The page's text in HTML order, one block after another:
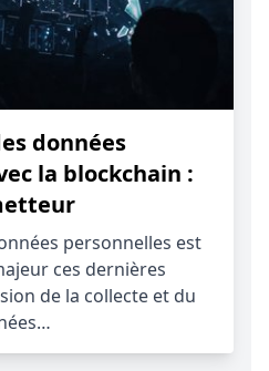
données
la blockchain :
personnelles est
ces dernières
de la collecte et du